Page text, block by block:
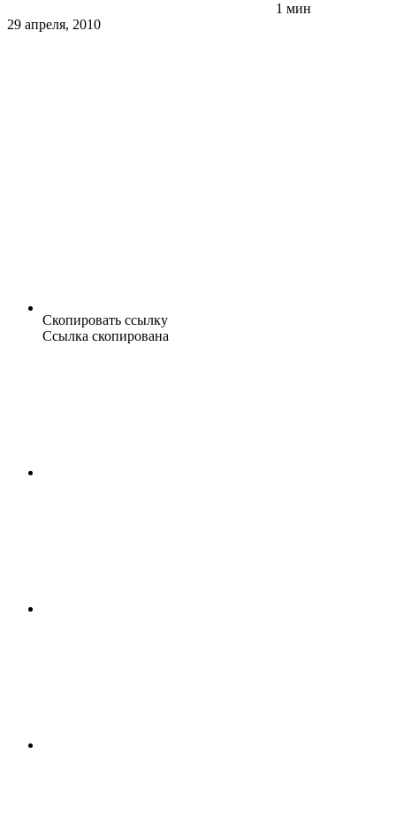
1 мин
29 апреля, 2010
Скопировать ссылку
Ссылка скопирована